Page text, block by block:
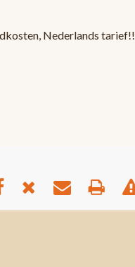
Nederlands tarief!!